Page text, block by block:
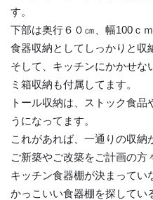
す。
下部は奥行６０㎝、幅100ｃ
食器収納としてしっかりと収
そして、キッチンにかかせな
ミ箱収納も付属してます。
トール収納は、ストック食
うになってます。
これがあれば、一通りの収納
ご新築やご改築をご計画の方
キッチン食器棚が決まってい
かっこいい食器棚を探してい